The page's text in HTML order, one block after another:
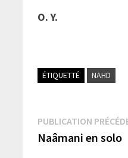
O. Y.
ÉTIQUETTÉ NAHD
Navigation
de
PUBLICATION
Naâmani en solo